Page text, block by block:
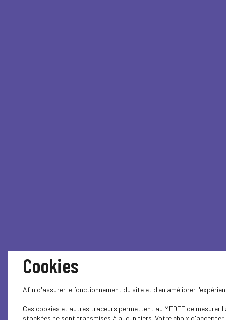
Cookies
Afin d'assurer le fonctionnement du site et d'en améliorer
Ces cookies et autres traceurs permettent au MEDEF de
stockées ne sont transmises à aucun tiers. Votre choix